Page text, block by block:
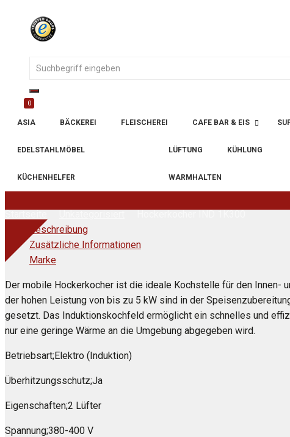
0
ASIA BÄCKEREI FLEISCHEREI CAFE BAR & EIS
EDELSTAHLMÖBEL LÜFTUNG KÜHLUNG
KÜCHENHELFER WARMHALTEN
Beschreibung
Zusätzliche Informationen
Marke
Der mobile Hockerkocher ist die ideale Kochstelle für den Innen-
der hohen Leistung von bis zu 5 kW sind in der
gesetzt. Das Induktionskochfeld ermöglicht ein schnelles und
nur eine geringe Wärme an die Umgebung abgegeben wird.
Betriebsart;Elektro (Induktion)
Überhitzungsschutz;Ja
Eigenschaften;2 Lüfter
Spannung;380-400 V